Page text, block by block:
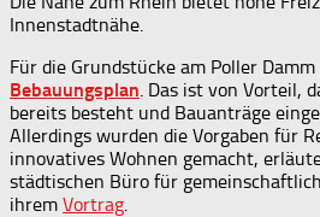
Innenstadtnähe.
Für die Grundstücke am Poller
Bebauungsplan. Das ist von Vorteil,
bereits besteht und Bauanträge
Allerdings wurden die Vorgaben für
innovatives Wohnen gemacht,
städtischen Büro für
ihrem Vortrag.